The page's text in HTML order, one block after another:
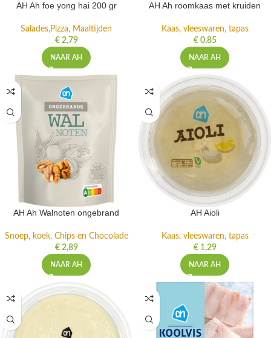
AH Ah foe yong hai 200 gr
Salades,Pizza, Maaltijden
€2,79
NAAR AH
AH Ah roomkaas met kruiden
Kaas, vleeswaren, tapas
€0,85
NAAR AH
AH Ah Walnoten ongebrand
Snoep, koek, Chips en Chocolade
€2,89
NAAR AH
AH Aioli
Kaas, vleeswaren, tapas
€1,29
NAAR AH